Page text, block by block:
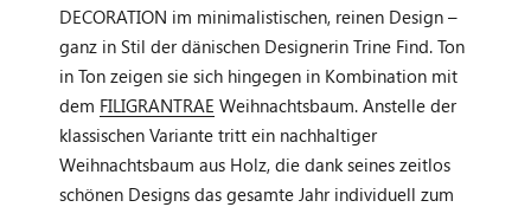
DECORATION im minimalistischen, reinen Design –
ganz in Stil der dänischen Designerin Trine Find. Ton
in Ton zeigen sie sich hingegen in Kombination mit
dem FILIGRANTRAE Weihnachtsbaum. Anstelle der
klassischen Variante tritt ein nachhaltiger
Weihnachtsbaum aus Holz, die dank seines zeitlos
schönen Designs das gesamte Jahr individuell zum